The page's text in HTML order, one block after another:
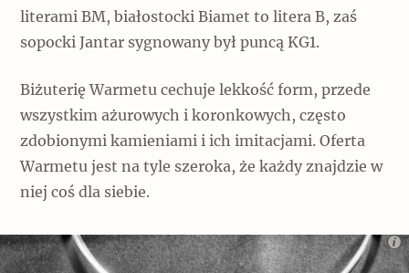
literami BM, białostocki Biamet to litera B, zaś
sopocki Jantar sygnowany był puncą KG1.
Biżuterię Warmetu cechuje lekkość form, przede
wszystkim ażurowych i koronkowych, często
zdobionymi kamieniami i ich imitacjami. Oferta
Warmetu jest na tyle szeroka, że każdy znajdzie w
niej coś dla siebie.